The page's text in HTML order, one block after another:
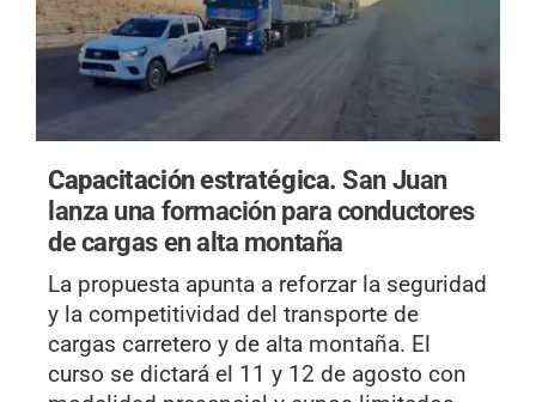
Capacitación estratégica.San Juan
lanza una formación para conductores
de cargas en alta montaña
La propuesta apunta a reforzar la seguridad
y la competitividad del transporte de
cargas carretero y de alta montaña. El
curso se dictará el 11 y 12 de agosto con